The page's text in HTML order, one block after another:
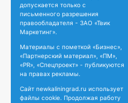
допускается только с
письменного разрешения
правообладателя - ЗАО «Твик
Маркетинг».
Материалы с пометкой «Бизнес»,
«Партнерский материал», «ПМ»,
«PR», «Спецпроект» - публикуются
на правах рекламы.
Сайт newkaliningrad.ru использует
файлы cookie. Продолжая работу